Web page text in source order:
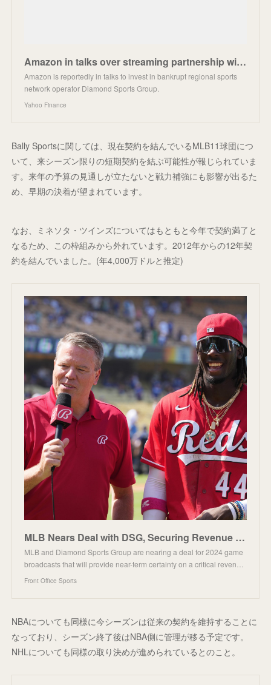
Amazon in talks over streaming partnership with bankrupt Diamond Sports Group: Report
Amazon is reportedly in talks to invest in bankrupt regional sports
network operator Diamond Sports Group.
Yahoo Finance
Bally Sportsに関しては、現在契約を結んでいるMLB11球団につ
いて、来シーズン限りの短期契約を結ぶ可能性が報じられていま
す。来年の予算の見通しが立たないと戦力補強にも影響が出るた
め、早期の決着が望まれています。
なお、ミネソタ・ツインズについてはもともと今年で契約満了と
なるため、この枠組みから外れています。2012年からの12年契
約を結んでいました。(年4,000万ドルと推定)
MLB Nears Deal with DSG, Securing Revenue for Several Teams
MLB and Diamond Sports Group are nearing a deal for 2024 game
broadcasts that will provide near-term certainty on a critical reven…
Front Office Sports
NBAについても同様に今シーズンは従来の契約を維持することに
なっており、シーズン終了後はNBA側に管理が移る予定です。
NHLについても同様の取り決めが進められているとのこと。